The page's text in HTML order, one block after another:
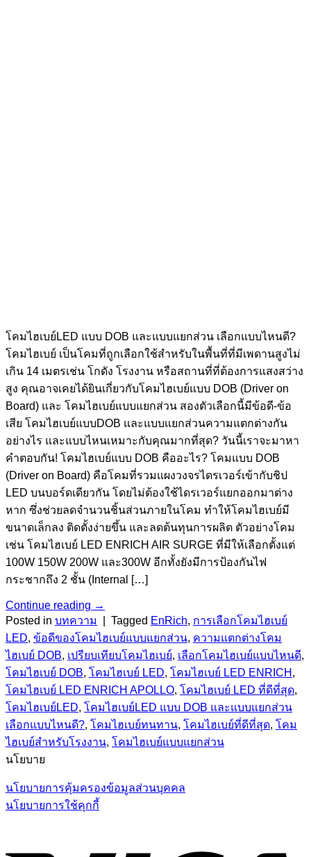
โคมไฮเบย์LED แบบ DOB และแบบแยกส่วน เลือกแบบไหนดี?
โคมไฮเบย์ เป็นโคมที่ถูกเลือกใช้สำหรับในพื้นที่ที่มีเพดานสูงไม่
เกิน 14 เมตรเช่น โกดัง โรงงาน หรือสถานที่ที่ต้องการแสงสว่าง
สูง คุณอาจเคยได้ยินเกี่ยวกับโคมไฮเบย์แบบ DOB (Driver on
Board) และ โคมไฮเบย์แบบแยกส่วน สองตัวเลือกนี้มีข้อดี-ข้อ
เสีย โคมไฮเบย์แบบDOB และแบบแยกส่วนความแตกต่างกัน
อย่างไร และแบบไหนเหมาะกับคุณมากที่สุด? วันนี้เราจะมาหา
คำตอบกัน! โคมไฮเบย์แบบ DOB คืออะไร? โคมแบบ DOB
(Driver on Board) คือโคมที่รวมแผงวงจรไดรเวอร์เข้ากับชิป
LED บนบอร์ดเดียวกัน โดยไม่ต้องใช้ไดรเวอร์แยกออกมาต่าง
หาก ซึ่งช่วยลดจำนวนชิ้นส่วนภายในโคม ทำให้โคมไฮเบย์มี
ขนาดเล็กลง ติดตั้งง่ายขึ้น และลดต้นทุนการผลิต ตัวอย่างโคม
เช่น โคมไฮเบย์ LED ENRICH AIR SURGE ที่มีให้เลือกตั้งแต่
100W 150W 200W และ300W อีกทั้งยังมีการป้องกันไฟ
กระชากถึง 2 ชั้น (Internal […]
Continue reading →
Posted in บทความ Tagged EnRich, การเลือกโคมไฮเบย์
LED, ข้อดีของโคมไฮเบย์แบบแยกส่วน, ความแตกต่างโคม
ไฮเบย์ DOB, เปรียบเทียบโคมไฮเบย์, เลือกโคมไฮเบย์แบบไหนดี,
โคมไฮเบย์ DOB, โคมไฮเบย์ LED, โคมไฮเบย์ LED ENRICH ,
โคมไฮเบย์ LED ENRICH APOLLO, โคมไฮเบย์ LED ที่ดีที่สุด,
โคมไฮเบย์LED, โคมไฮเบย์LED แบบ DOB และแบบแยกส่วน
เลือกแบบไหนดี?, โคมไฮเบย์ทนทาน, โคมไฮเบย์ที่ดีที่สุด, โคม
ไฮเบย์สำหรับโรงงาน, โคมไฮเบย์แบบแยกส่วน
นโยบาย
นโยบายการคุ้มครองข้อมูลส่วนบุคคล
นโยบายการใช้คุกกี้